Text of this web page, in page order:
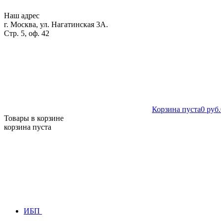
Наш адрес
г. Москва, ул. Нагатинская 3А.
Стр. 5, оф. 42
Корзина пуста0 руб.
Товары в корзине
корзина пуста
ИБП